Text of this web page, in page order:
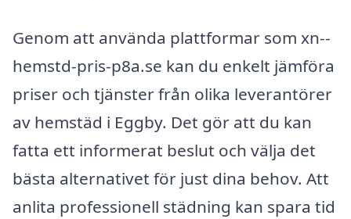
Genom att använda plattformar som xn--
hemstd-pris-p8a.se kan du enkelt jämföra
priser och tjänster från olika leverantörer
av hemstäd i Eggby. Det gör att du kan
fatta ett informerat beslut och välja det
bästa alternativet för just dina behov. Att
anlita professionell städning kan spara tid